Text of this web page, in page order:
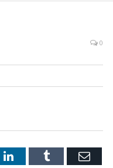
0
LinkedInTumblr Email